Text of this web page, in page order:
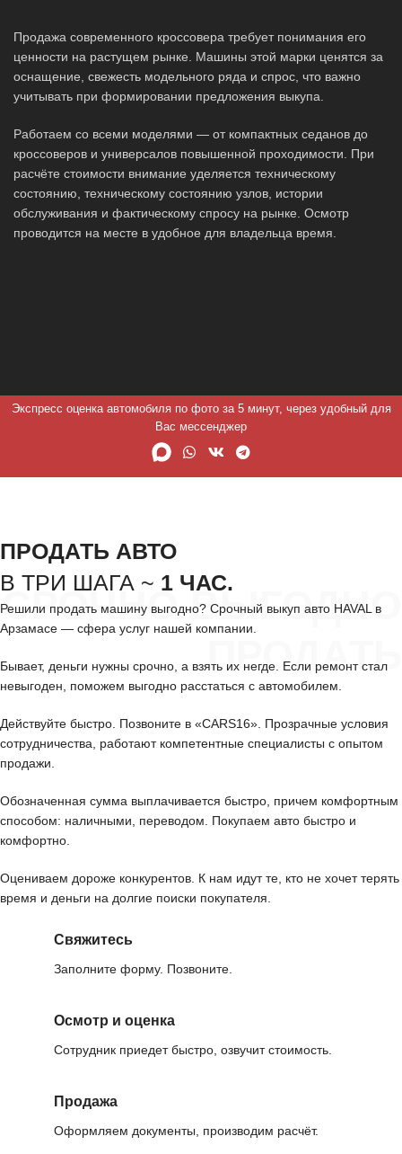
Продажа современного кроссовера требует понимания его
ценности на растущем рынке. Машины этой марки ценятся за
оснащение, свежесть модельного ряда и спрос, что важно
учитывать при формировании предложения выкупа.
Работаем со всеми моделями — от компактных седанов до
кроссоверов и универсалов повышенной проходимости. При
расчёте стоимости внимание уделяется техническому
состоянию, техническому состоянию узлов, истории
обслуживания и фактическому спросу на рынке. Осмотр
проводится на месте в удобное для владельца время.
Экспресс оценка автомобиля по фото за 5 минут, через удобный для
Вас мессенджер
СРОЧНО ВЫГОДНО
ПРОДАТЬ
ПРОДАТЬ АВТО
В ТРИ ШАГА ~ 1 ЧАС.
Решили продать машину выгодно? Срочный выкуп авто HAVAL в
Арзамасе — сфера услуг нашей компании.
Бывает, деньги нужны срочно, а взять их негде. Если ремонт стал
невыгоден, поможем выгодно расстаться с автомобилем.
Действуйте быстро. Позвоните в «CARS16». Прозрачные условия
сотрудничества, работают компетентные специалисты с опытом
продажи.
Обозначенная сумма выплачивается быстро, причем комфортным
способом: наличными, переводом. Покупаем авто быстро и
комфортно.
Оцениваем дороже конкурентов. К нам идут те, кто не хочет терять
время и деньги на долгие поиски покупателя.
Свяжитесь
Заполните форму. Позвоните.
Осмотр и оценка
Сотрудник приедет быстро, озвучит стоимость.
Продажа
Оформляем документы, производим расчёт.